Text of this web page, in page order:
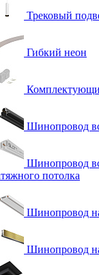
Трековый
Гибкий неон
Шинопровод
Шинопровод
потолка
Шинопровод
Шинопровод